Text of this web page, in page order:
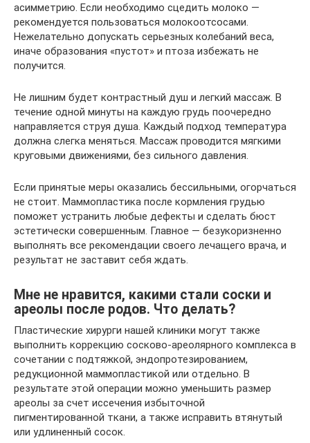
асимметрию. Если необходимо сцедить молоко —
рекомендуется пользоваться молокоотсосами.
Нежелательно допускать серьезных колебаний веса,
иначе образования «пустот» и птоза избежать не
получится.
Не лишним будет контрастный душ и легкий массаж. В
течение одной минуты на каждую грудь поочередно
направляется струя душа. Каждый подход температура
должна слегка меняться. Массаж проводится мягкими
круговыми движениями, без сильного давления.
Если принятые меры оказались бессильными, огорчаться
не стоит. Маммопластика после кормления грудью
поможет устранить любые дефекты и сделать бюст
эстетически совершенным. Главное — безукоризненно
выполнять все рекомендации своего лечащего врача, и
результат не заставит себя ждать.
Мне не нравится, какими стали соски и
ареолы после родов. Что делать?
Пластические хирурги нашей клиники могут также
выполнить коррекцию сосково-ареолярного комплекса в
сочетании с подтяжкой, эндопротезированием,
редукционной маммопластикой или отдельно. В
результате этой операции можно уменьшить размер
ареолы за счет иссечения избыточной
пигментированной ткани, а также исправить втянутый
или удлиненный сосок.